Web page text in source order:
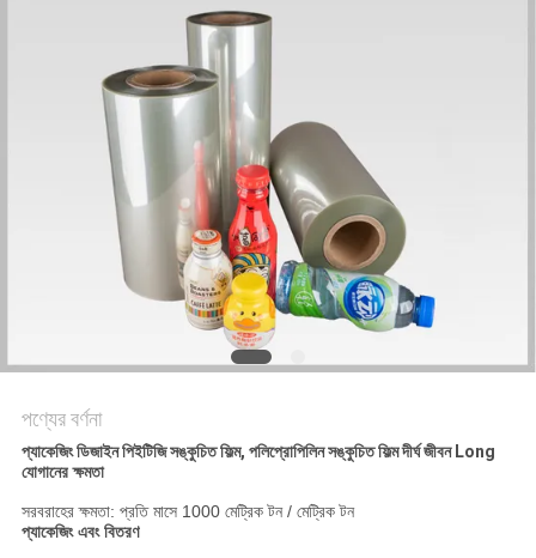
পণ্যের বর্ণনা
প্যাকেজিং ডিজাইন পিইটিজি সঙ্কুচিত ফিল্ম, পলিপ্রোপিলিন সঙ্কুচিত ফিল্ম দীর্ঘ জীবন Long
যোগানের ক্ষমতা
সরবরাহের ক্ষমতা: প্রতি মাসে 1000 মেট্রিক টন / মেট্রিক টন
প্যাকেজিং এবং বিতরণ